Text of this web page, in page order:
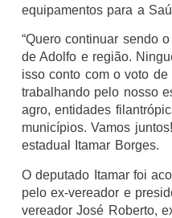
equipamentos para a
“Quero continuar sendo
de Adolfo e região.
isso conto com o voto
trabalhando pelo nosso
agro, entidades
municípios. Vamos
estadual Itamar Borges.
O deputado Itamar foi
pelo ex-vereador e
vereador José Roberto,